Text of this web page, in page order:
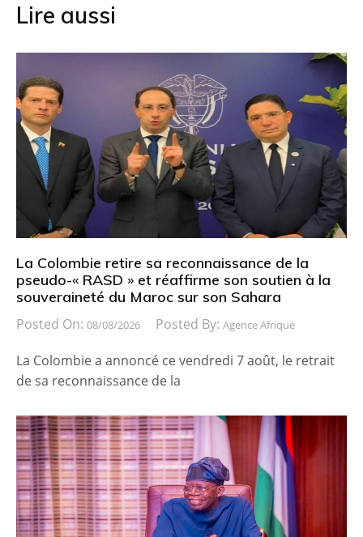
Lire aussi
La Colombie retire sa reconnaissance de la
pseudo-« RASD » et réaffirme son soutien à la
souveraineté du Maroc sur son Sahara
Posted On: 08/08/2026 Posted By: Agence Afrique
La Colombie a annoncé ce vendredi 7 août, le retrait
de sa reconnaissance de la